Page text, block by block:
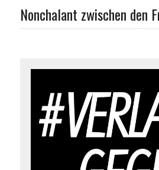
Nonchalant zwischen den